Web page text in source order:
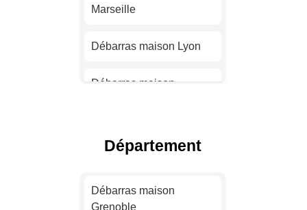
Marseille
Débarras maison Lyon
Débarras maison
Débarras maison Nice
Département
Débarras maison
Grenoble